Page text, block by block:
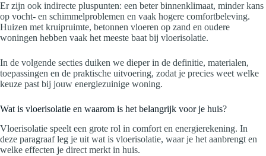
Er zijn ook indirecte pluspunten: een beter binnenklimaat, minder kans
op vocht- en schimmelproblemen en vaak hogere comfortbeleving.
Huizen met kruipruimte, betonnen vloeren op zand en oudere
woningen hebben vaak het meeste baat bij vloerisolatie.
In de volgende secties duiken we dieper in de definitie, materialen,
toepassingen en de praktische uitvoering, zodat je precies weet welke
keuze past bij jouw energiezuinige woning.
Wat is vloerisolatie en waarom is het belangrijk voor je huis?
Vloerisolatie speelt een grote rol in comfort en energierekening. In
deze paragraaf leg je uit wat is vloerisolatie, waar je het aanbrengt en
welke effecten je direct merkt in huis.